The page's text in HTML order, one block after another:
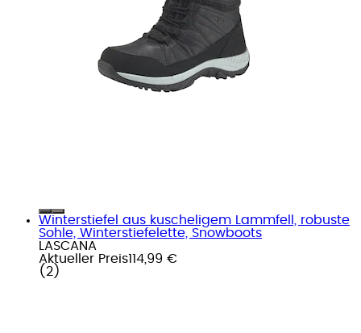
Winterstiefel aus kuscheligem Lammfell, robuste
Sohle, Winterstiefelette, Snowboots
LASCANA
Aktueller Preis114,99 €
( 2 )